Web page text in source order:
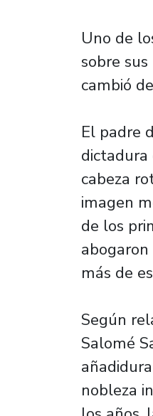
Uno de
sobre
cambió
El padre
dictadura
cabeza
imagen
de los
más de
Según
Salomé
nobleza